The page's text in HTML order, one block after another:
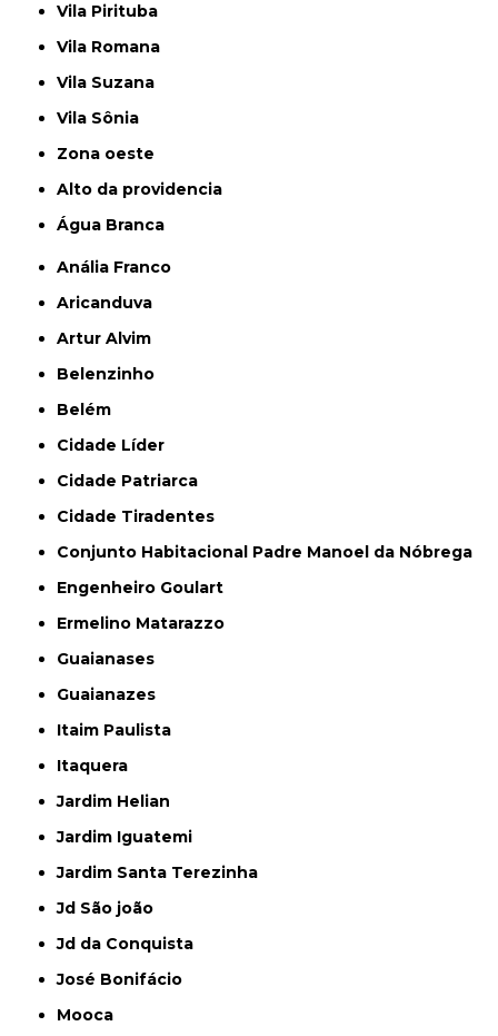
Vila Pirituba
Vila Romana
Vila Suzana
Vila Sônia
Zona oeste
alto da providencia
Água Branca
Anália Franco
Aricanduva
Artur Alvim
Belenzinho
Belém
Cidade Líder
Cidade Patriarca
Cidade Tiradentes
Conjunto Habitacional Padre Manoel da Nóbrega
Engenheiro Goulart
Ermelino Matarazzo
Guaianases
Guaianazes
Itaim Paulista
Itaquera
Jardim Helian
Jardim Iguatemi
Jardim Santa Terezinha
Jd São joão
Jd da Conquista
José Bonifácio
Mooca